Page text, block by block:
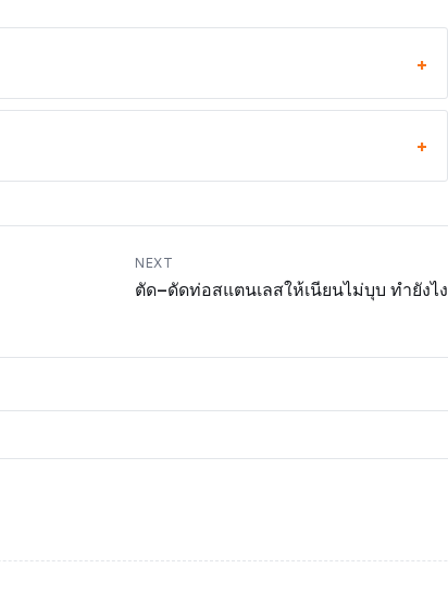
NEXT
ตัด–ดัดท่อสแตนเลสให้เนียนไม่บุบ ทำยังไง